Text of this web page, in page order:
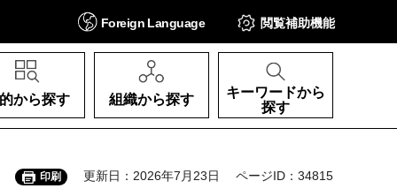
Foreign Language 閲覧補助機能
から探す 組織から探す
キーワードから
探す
印刷 更新日：2026年7月23日 ページID：34815